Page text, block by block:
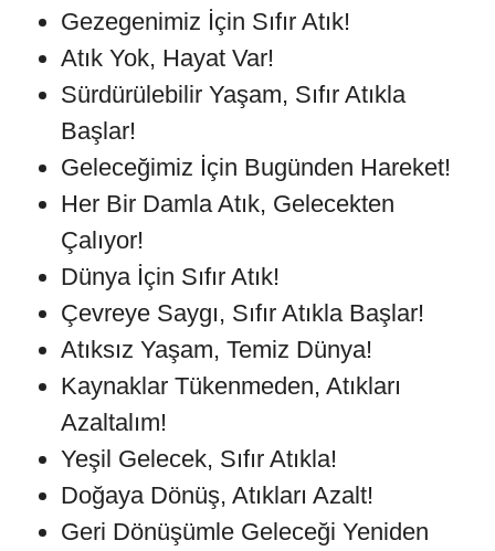
Gezegenimiz İçin Sıfır Atık!
Atık Yok, Hayat Var!
Sürdürülebilir Yaşam, Sıfır Atıkla
Başlar!
Geleceğimiz İçin Bugünden Hareket!
Her Bir Damla Atık, Gelecekten
Çalıyor!
Dünya İçin Sıfır Atık!
Çevreye Saygı, Sıfır Atıkla Başlar!
Atıksız Yaşam, Temiz Dünya!
Kaynaklar Tükenmeden, Atıkları
Azaltalım!
Yeşil Gelecek, Sıfır Atıkla!
Doğaya Dönüş, Atıkları Azalt!
Geri Dönüşümle Geleceği Yeniden